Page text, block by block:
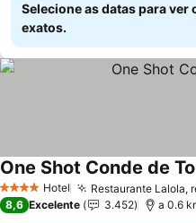
Selecione as datas para ver
exatos.
4 EstrelasHotel Restaurante Lalola,
One Shot Conde de
8,6 Excelente 3.452 a 0.6